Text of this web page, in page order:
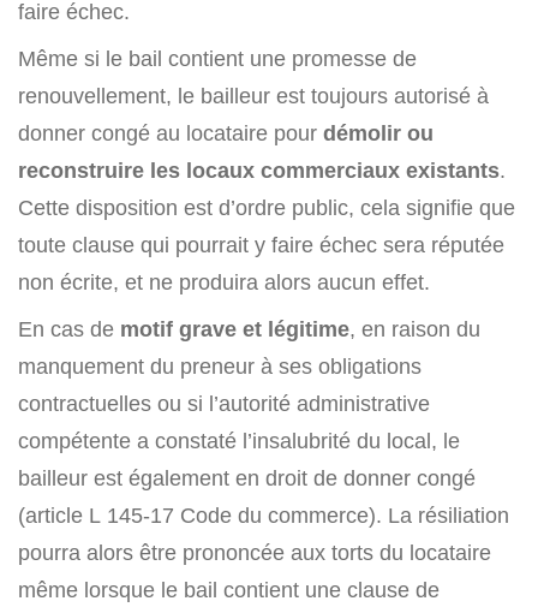
faire échec.
Même si le bail contient une promesse de
renouvellement, le bailleur est toujours autorisé à
donner congé au locataire pour démolir ou
reconstruire les locaux commerciaux existants.
Cette disposition est d’ordre public, cela signifie que
toute clause qui pourrait y faire échec sera réputée
non écrite, et ne produira alors aucun effet.
En cas de motif grave et légitime, en raison du
manquement du preneur à ses obligations
contractuelles ou si l’autorité administrative
compétente a constaté l’insalubrité du local, le
bailleur est également en droit de donner congé
(article L 145-17 Code du commerce). La résiliation
pourra alors être prononcée aux torts du locataire
même lorsque le bail contient une clause de